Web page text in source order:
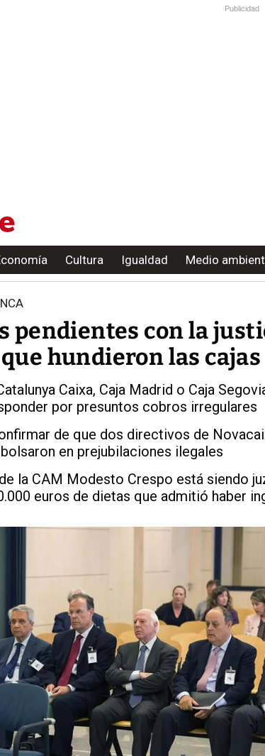
Publicidad
Cultura Igualdad Medio
pendientes con la
hundieron las cajas
Caixa, Caja Madrid o Caja
por presuntos cobros irregulares
de que dos directivos de
en prejubilaciones ilegales
la CAM Modesto Crespo está siendo
euros de dietas que admitió haber